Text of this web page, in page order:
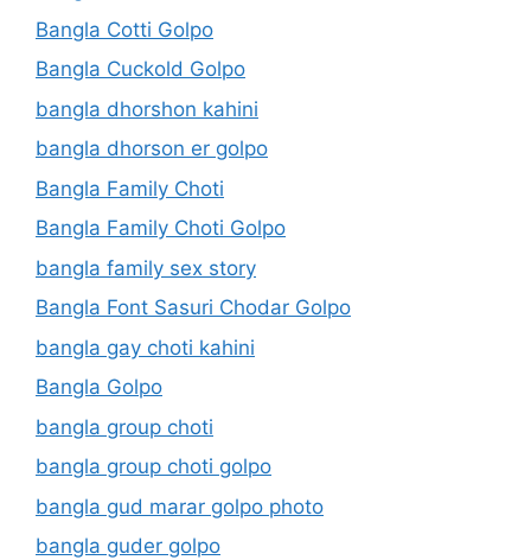
Bangla Cotti Golpo
Bangla Cuckold Golpo
bangla dhorshon kahini
bangla dhorson er golpo
Bangla Family Choti
Bangla Family Choti Golpo
bangla family sex story
Bangla Font Sasuri Chodar Golpo
bangla gay choti kahini
Bangla Golpo
bangla group choti
bangla group choti golpo
bangla gud marar golpo photo
bangla guder golpo